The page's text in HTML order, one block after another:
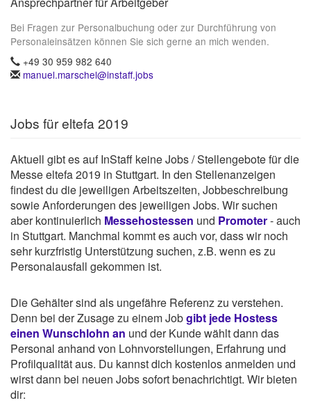
Bei Fragen zur Personalbuchung oder zur Durchführung von
Personaleinsätzen können Sie sich gerne an mich wenden.
+49 30 959 982 640
manuel.marschel@instaff.jobs
Jobs für eltefa 2019
Aktuell gibt es auf InStaff keine Jobs / Stellengebote für die
Messe eltefa 2019 in Stuttgart. In den Stellenanzeigen
findest du die jeweiligen Arbeitszeiten, Jobbeschreibung
sowie Anforderungen des jeweiligen Jobs. Wir suchen
aber kontinuierlich Messehostessen und Promoter- auch
in Stuttgart. Manchmal kommt es auch vor, dass wir noch
sehr kurzfristig Unterstützung suchen, z.B. wenn es zu
Personalausfall gekommen ist.
Die Gehälter sind als ungefähre Referenz zu verstehen.
Denn bei der Zusage zu einem Jobgibt jede Hostess
einen Wunschlohn an und der Kunde wählt dann das
Personal anhand von Lohnvorstellungen, Erfahrung und
Profilqualität aus. Du kannst dich kostenlos anmelden und
wirst dann bei neuen Jobs sofort benachrichtigt. Wir bieten
dir: